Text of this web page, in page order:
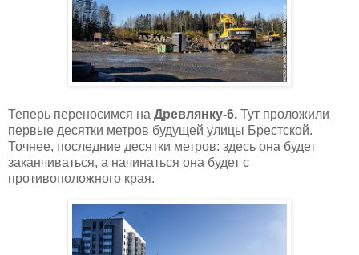
Теперь переносимся на Древлянку-6. Тут проложили
первые десятки метров будущей улицы Брестской.
Точнее, последние десятки метров: здесь она будет
заканчиваться, а начинаться она будет с
противоположного края.